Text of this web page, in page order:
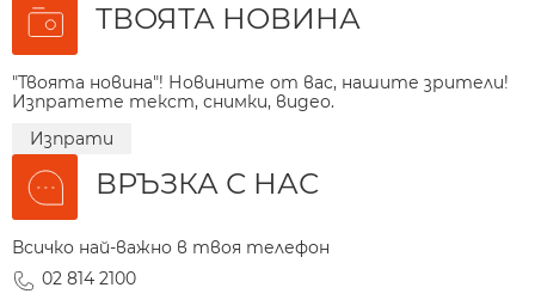
ТВОЯТА НОВИНА
"Твоята новина"! Новините от вас, нашите зрители!
Изпратете текст, снимки, видео.
Изпрати
ВРЪЗКА С НАС
Всичко най-важно в твоя телефон
02 814 2100